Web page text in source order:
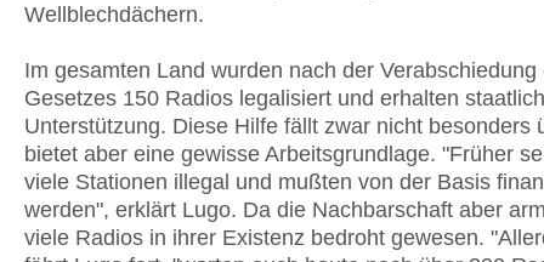
Wellblechdächern.
Im gesamten Land wurden nach der Verabschiedung
Gesetzes 150 Radios legalisiert und erhalten
Unterstützung. Diese Hilfe fällt zwar nicht besonders
bietet aber eine gewisse Arbeitsgrundlage. "Früher
viele Stationen illegal und mußten von der Basis
werden", erklärt Lugo. Da die Nachbarschaft aber
viele Radios in ihrer Existenz bedroht gewesen.